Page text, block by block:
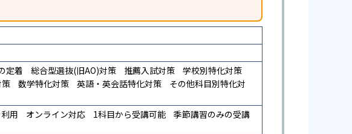
定着 総合型選抜(旧AO)対策 推薦入試対策
学校別特化対策
数学特化対策 英語・英会話特化対策
その他科目別特化対
用 オンライン対応 1科目から受講可能
季節講習のみの受講